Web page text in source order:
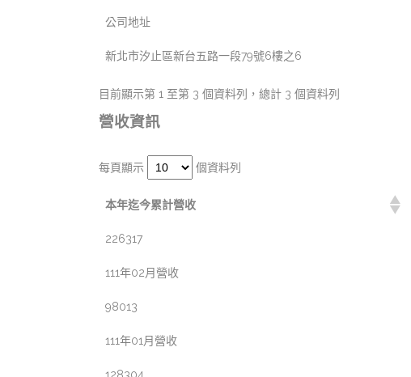
公司地址
新北市汐止區新台五路一段79號6樓之6
目前顯示第 1 至第 3 個資料列，總計 3 個資料列
營收資訊
每頁顯示 個資料列
本年迄今累計營收
226317
111年02月營收
98013
111年01月營收